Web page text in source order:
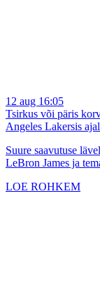
12 aug 16:05
Tsirkus või päris
Angeles Lakersis
Suure saavutuse
LeBron James ja
LOE ROHKEM